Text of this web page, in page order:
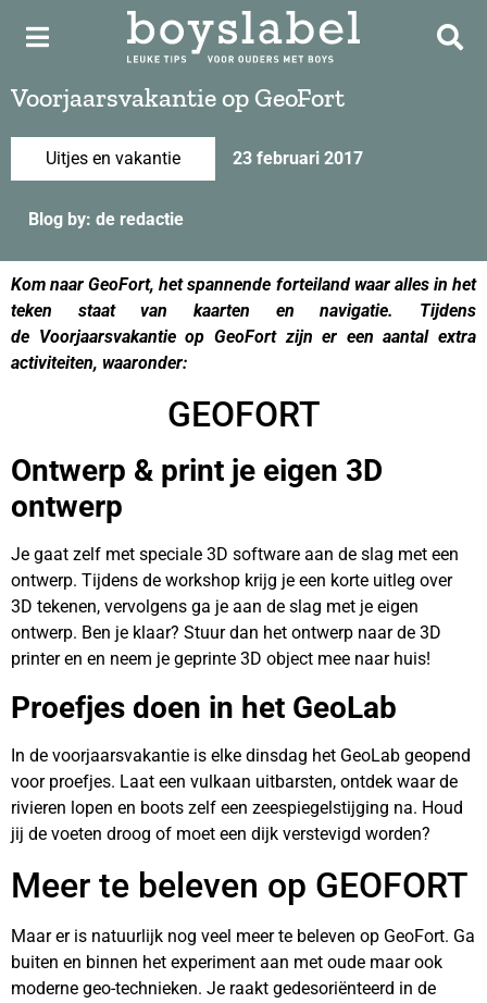
Voorjaarsvakantie op GeoFort
Uitjes en vakantie 23 februari 2017
Blog by: de redactie
Kom naar GeoFort, het spannende forteiland waar alles in het
teken staat van kaarten en navigatie. Tijdens
de Voorjaarsvakantie op GeoFort zijn er een aantal extra
activiteiten, waaronder:
GEOFORT
Ontwerp & print je eigen 3D
ontwerp
Je gaat zelf met speciale 3D software aan de slag met een
ontwerp. Tijdens de workshop krijg je een korte uitleg over
3D tekenen, vervolgens ga je aan de slag met je eigen
ontwerp. Ben je klaar? Stuur dan het ontwerp naar de 3D
printer en en neem je geprinte 3D object mee naar huis!
Proefjes doen in het GeoLab
In de voorjaarsvakantie is elke dinsdag het GeoLab geopend
voor proefjes. Laat een vulkaan uitbarsten, ontdek waar de
rivieren lopen en boots zelf een zeespiegelstijging na. Houd
jij de voeten droog of moet een dijk verstevigd worden?
Meer te beleven op GEOFORT
Maar er is natuurlijk nog veel meer te beleven op GeoFort. Ga
buiten en binnen het experiment aan met oude maar ook
moderne geo-technieken. Je raakt gedesoriënteerd in de